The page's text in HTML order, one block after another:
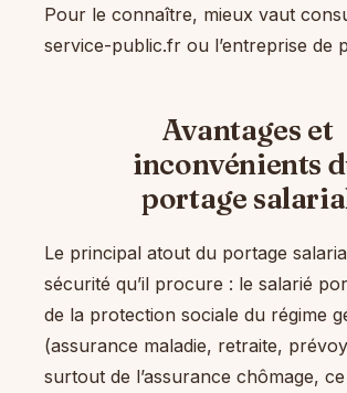
Pour le connaître, mieux vaut
service-public.fr ou l’entreprise de
Avantages et
inconvénients
portage
Le principal atout du portage
sécurité qu’il procure : le salarié
de la protection sociale du régime
(assurance maladie, retraite,
surtout de l’assurance chômage, ce